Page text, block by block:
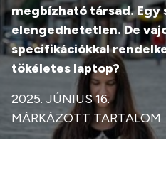
megbízható társad. Egy
elengedhetetlen. De
specifikációkkal
tökéletes laptop?
2025. JÚNIUS 16.
MÁRKÁZOTT TARTALOM